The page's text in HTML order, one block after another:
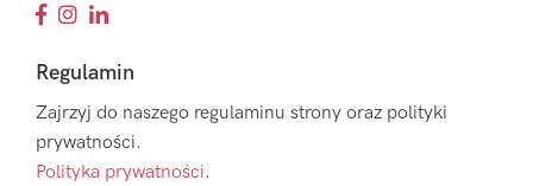
Regulamin
Zajrzyj do naszego regulaminu strony oraz polityki
prywatności.
Polityka prywatności.